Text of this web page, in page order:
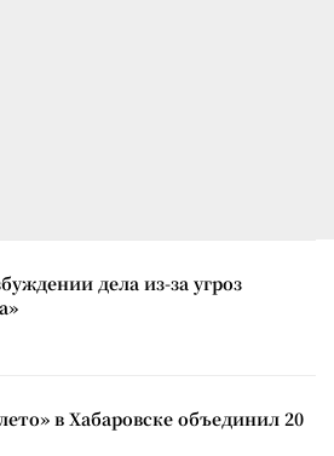
дела из-за угроз
в Хабаровске объединил 20